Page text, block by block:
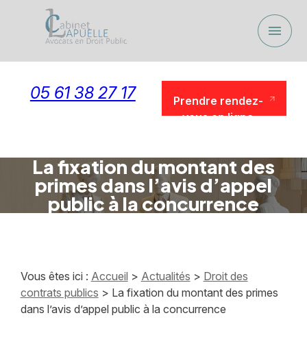
menu
05 61 38 27 17
Prendre rendez-
vous en ligne
La fixation du montant des
primes dans l’avis d’appel
public à la concurrence
Vous êtes ici : Accueil > Actualités > Droit des
contrats publics > La fixation du montant des primes
dans l’avis d’appel public à la concurrence
Panneau de gestion des cookies